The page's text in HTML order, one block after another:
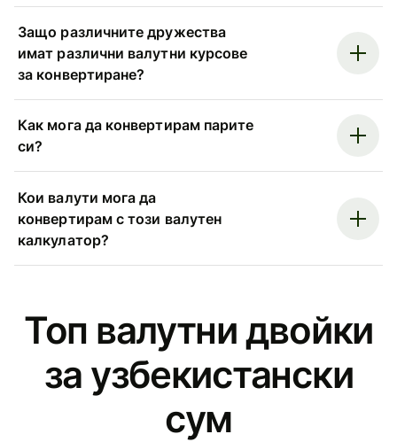
Защо различните дружества
имат различни валутни курсове
за конвертиране?
Как мога да конвертирам парите
си?
Кои валути мога да
конвертирам с този валутен
калкулатор?
Топ валутни двойки
за узбекистански
сум